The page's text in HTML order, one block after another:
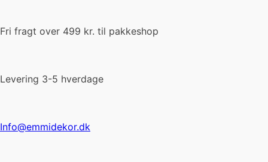
Fri fragt over 499 kr. til pakkeshop
Levering 3-5 hverdage
Info@emmidekor.dk